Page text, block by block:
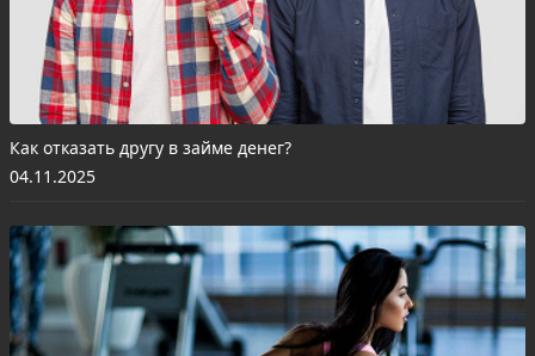
Как отказать другу в займе денег?
04.11.2025